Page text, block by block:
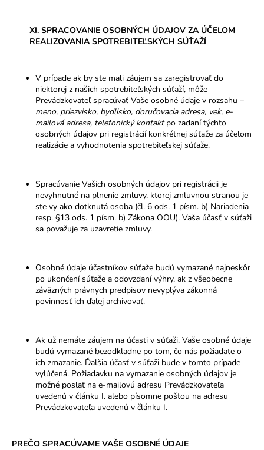
XI. SPRACOVANIE OSOBNÝCH ÚDAJOV ZA ÚČELOM
REALIZOVANIA SPOTREBITEĽSKÝCH SÚŤAŽÍ
V prípade ak by ste mali záujem sa zaregistrovať do
niektorej z našich spotrebiteľských súťaží, môže
Prevádzkovateľ spracúvať Vaše osobné údaje v rozsahu –
meno, priezvisko, bydlisko, doručovacia adresa, vek, e-
mailová adresa, telefonický kontaktpo zadaní týchto
osobných údajov pri registrácií konkrétnej súťaže za účelom
realizácie a vyhodnotenia spotrebiteľskej súťaže.
Spracúvanie Vašich osobných údajov pri registrácii je
nevyhnutné na plnenie zmluvy, ktorej zmluvnou stranou je
ste vy ako dotknutá osoba (čl. 6 ods. 1 písm. b) Nariadenia
resp. §13 ods. 1 písm. b) Zákona OOU). Vaša účasť v súťaži
sa považuje za uzavretie zmluvy.
Osobné údaje účastníkov súťaže budú vymazané najneskôr
po ukončení súťaže a odovzdaní výhry, ak z všeobecne
záväzných právnych predpisov nevyplýva zákonná
povinnosť ich ďalej archivovať.
Ak už nemáte záujem na účasti v súťaži, Vaše osobné údaje
budú vymazané bezodkladne po tom, čo nás požiadate o
ich zmazanie. Ďalšia účasť v súťaži bude v tomto prípade
vylúčená. Požiadavku na vymazanie osobných údajov je
možné poslať na e-mailovú adresu Prevádzkovateľa
uvedenú v článku I. alebo písomne poštou na adresu
Prevádzkovateľa uvedenú v článku I.
PREČO SPRACÚVAME VAŠE OSOBNÉ ÚDAJE